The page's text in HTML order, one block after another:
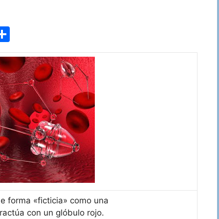
o
m
p
ar
tir
forma «ficticia» como una
con un glóbulo rojo.